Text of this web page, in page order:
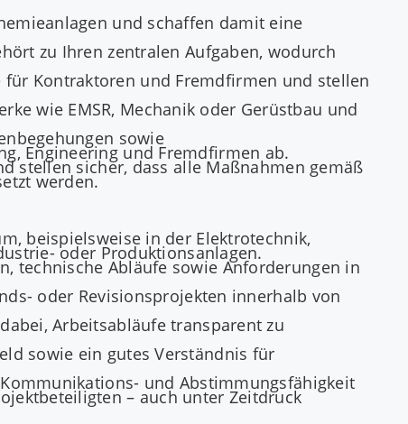
und schaffen damit eine
zu Ihren zentralen Aufgaben, wodurch
für Kontraktoren und Fremdfirmen und stellen
wie EMSR, Mechanik oder Gerüstbau und
sowie
Engineering und Fremdfirmen ab.
stellen sicher, dass alle Maßnahmen gemäß
werden.
beispielsweise in der Elektrotechnik,
oder Produktionsanlagen.
technische Abläufe sowie Anforderungen in
oder Revisionsprojekten innerhalb von
Arbeitsabläufe transparent zu
sowie ein gutes Verständnis für
und Abstimmungsfähigkeit
– auch unter Zeitdruck